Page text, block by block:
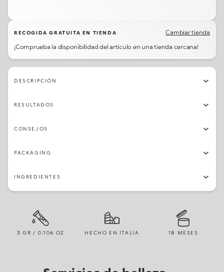
RECOGIDA GRATUITA EN TIENDA
Cambiar tienda
¡Comprueba la disponibilidad del artículo en una tienda cercana!
DESCRIPCIÓN
RESULTADOS
CONSEJOS
PACKAGING
INGREDIENTES
3 GR / 0.106 OZ HECHO EN ITALIA 18 MESES